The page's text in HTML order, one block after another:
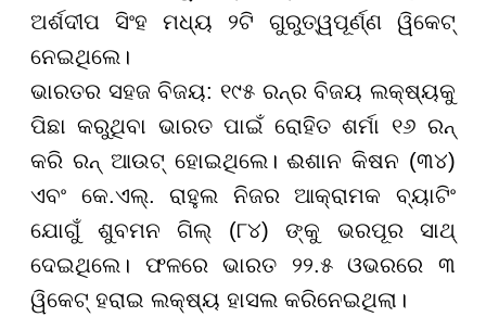
ଅର୍ଶଦୀପ ସିଂହ ମଧ୍ୟ ୨ଟି ଗୁରୁତ୍ୱପୂର୍ଣ୍ଣ ୱିକେଟ୍
ନେଇଥିଲେ।
ଭାରତର ସହଜ ବିଜୟ: ୧୯୫ ରନ୍ର ବିଜୟ ଲକ୍ଷ୍ୟକୁ
ପିଛା କରୁଥିବା ଭାରତ ପାଇଁ ରୋହିତ ଶର୍ମା ୧୬ ରନ୍
କରି ରନ୍ ଆଉଟ୍ ହୋଇଥିଲେ। ଈଶାନ କିଷନ (୩୪)
ଏବଂ କେ.ଏଲ୍. ରାହୁଲ ନିଜର ଆକ୍ରାମକ ବ୍ୟାଟିଂ
ଯୋଗୁଁ ଶୁବମନ ଗିଲ୍ (୮୪) ଙ୍କୁ ଭରପୂର ସାଥ୍
ଦେଇଥିଲେ। ଫଳରେ ଭାରତ ୨୨.୫ ଓଭରରେ ୩
ୱିକେଟ୍ ହରାଇ ଲକ୍ଷ୍ୟ ହାସଲ କରିନେଇଥିଲା।